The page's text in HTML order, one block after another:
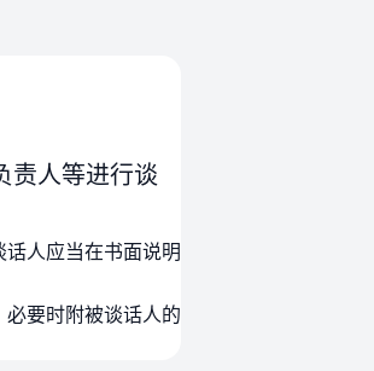
责人等进行谈
人应当在书面说明
要时附被谈话人的